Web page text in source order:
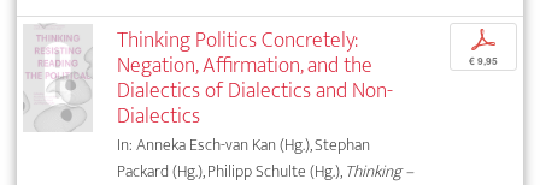
Thinking Politics Concretely:
Negation, Affirmation, and the
Dialectics of Dialectics and Non-
Dialectics
In: Anneka Esch-van Kan (Hg.), Stephan
Packard (Hg.), Philipp Schulte (Hg.),Thinking –
p
€ 9,95